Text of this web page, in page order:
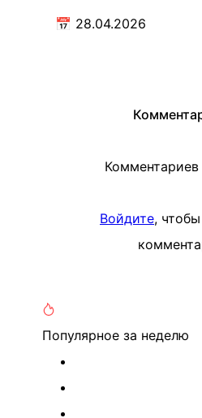
📅 28.04.2026
Комментариев
Войдите,
Популярное за неделю